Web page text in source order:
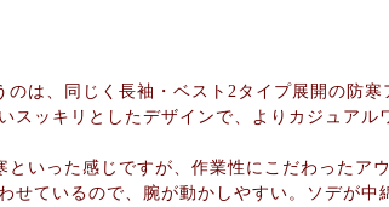
は、同じく長袖・ベスト2タイプ展開の防寒
スッキリとしたデザインで、よりカジュアル
いった感じですが、作業性にこだわったア
せているので、腕が動かしやすい。ソデが中